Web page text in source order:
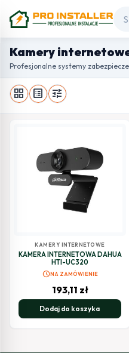
Kamery
Profesjonalne systemy
grid_view list_alt tune
KAMERY INTERNETOWE
KAMERA INTERNETOWA DAHUA
HTI-UC320
scheduleNA ZAMÓWIENIE
193,11 zł
Dodaj do koszyka